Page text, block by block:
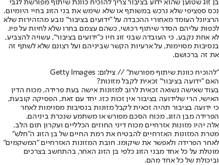
בן זוג שטוען שהוא ידוע בציבור צריך להוכיח כוונת שיתוף מפורשת לגבי
נכס ספציפי שלא נרכש במשותף או שלא שימש את בני הזוג בחיי היומיום.
הרציונל העומד מאחורי ההכבדה על "ידועים בציבור" נובע מהזהירות שלא
לכפות עליהם הסדר שיתוף רכושי, כשהם עצמם בחרו שלא לחיות על פיו.
לא אחת נקבע, כי העובדה שבני זוג חיו כ"ידועים בציבור", עשויה להצביע,
בנסיבות מסוימות, על ארעיות הקשר שביניהם ועל רצונם שלא לשתף זה
את זה ברכושם.
"להוכיח כוונת שיתוף מפורשת" // צילום: Getty Images
האם "ידועה בציבור" זכאית לקבל מזונות?
בעוד שאישה נשואה זכאית לרוב למזונות אישה בעת פרידה, מכוח הדין
האישי, הרי שלידועה בציבור אין זכות כזו. יחד עם זאת, הפסיקה קובעת,
כי ידועה בציבור תהיה זכאית לקבל מזונות בנסיבות מסוימות לאחר
הפרידה מבן הזוג, מכוח הסכם מפורש או משתמע שנכרת ביניהם.
אלה יהיו מזונות אזרחיים מכוח דיני החוזים הכלליים ועקרון תום הלב.
מטרת המזונות האזרחיים להבטיח את רמת החיים של בן הזוג ה"חלש"
לאחר הפרידה ולאפשר את שיקומו. חובת המזונות האזרחיים "המשקמים"
מוטלת על כל אחד מבני הזוג כלפי בן הזוג האחר, בהתחשב בצרכים
וביכולת של כל אחד מהם.